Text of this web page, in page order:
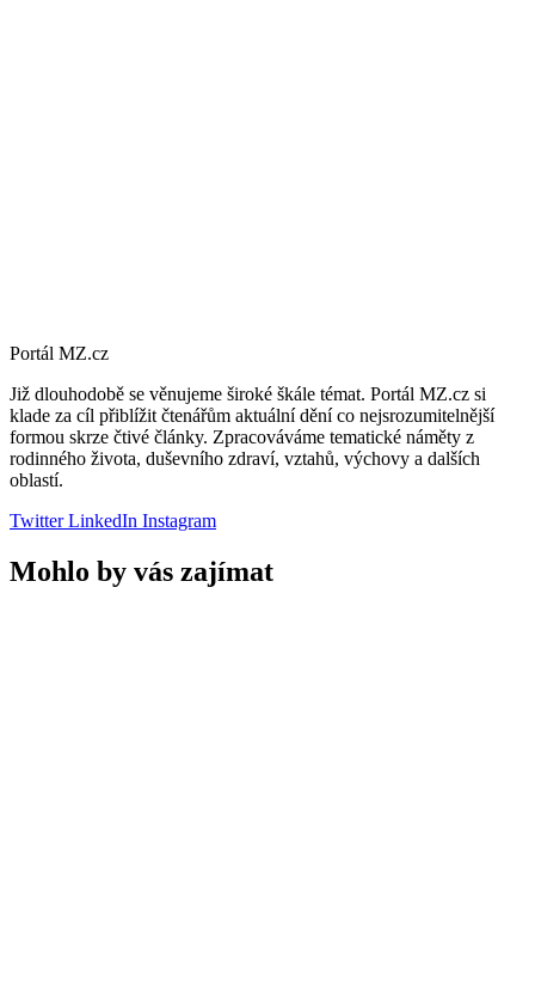
Portál MZ.cz
Již dlouhodobě se věnujeme široké škále témat. Portál MZ.cz si
klade za cíl přiblížit čtenářům aktuální dění co nejsrozumitelnější
formou skrze čtivé články. Zpracováváme tematické náměty z
rodinného života, duševního zdraví, vztahů, výchovy a dalších
oblastí.
TwitterLinkedIn Instagram
Mohlo by vás zajímat